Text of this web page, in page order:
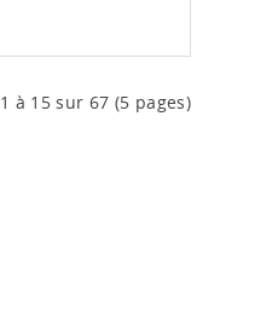
1 à 15 sur 67 (5 pages)